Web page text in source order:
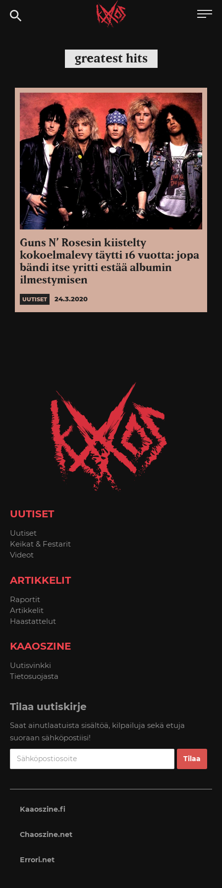
Siirry
suoraan
Kaaoszine
greatest hits
Guns N’ Rosesin kiistelty
kokoelmalevy täytti 16 vuotta: jopa
bändi itse yritti estää albumin
ilmestymisen
UUTISET 24.3.2020
UUTISET
Uutiset
Keikat & Festarit
Videot
ARTIKKELIT
Raportit
Artikkelit
Haastattelut
KAAOSZINE
Uutisvinkki
Tietosuojasta
Tilaa uutiskirje
Saat ainutlaatuista sisältöä, kilpailuja sekä etuja
suoraan sähköpostiisi!
Kaaoszine.fi
Chaoszine.net
Errori.net